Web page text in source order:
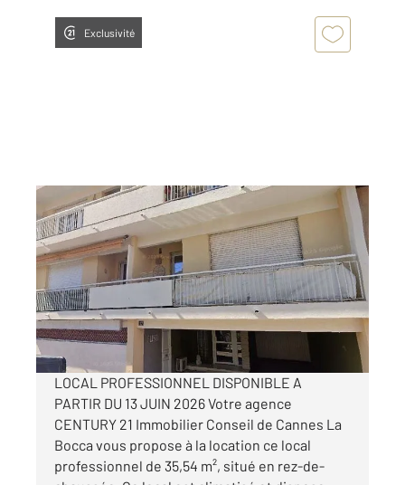
Exclusivité
CANNES LA BOCCA 06
35,54 m2, 1 pièce
Ref : 53660
Appartement Local à louer
650 €
par mois charges comprises
LOCAL PROFESSIONNEL DISPONIBLE A
PARTIR DU 13 JUIN 2026 Votre agence
CENTURY 21 Immobilier Conseil de Cannes La
Bocca vous propose à la location ce local
professionnel de 35,54 m², situé en rez-de-